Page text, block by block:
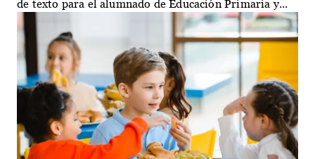
de texto para el alumnado de Educación Primaria y...